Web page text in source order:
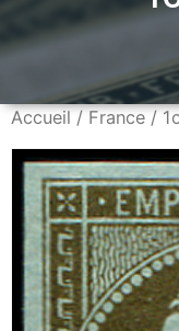
Accueil/France/